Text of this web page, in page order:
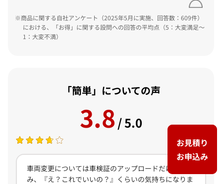
お見積りの条件※を見る
正式な保険料を確認する場合は「詳細にお見積りする」ボタンを押下
商品に関する自社アンケート（2025年5月に実施、回答数：609件）
における、「お得」に関する設問への回答の平均点（5：大変満足～
1：大変不満）
「簡単」についての声
3.8 / 5.0
車両変更については車検証のアップロードだけで済
み、『え？これでいいの？』くらいの気持ちになりま
お見積り
お申込み